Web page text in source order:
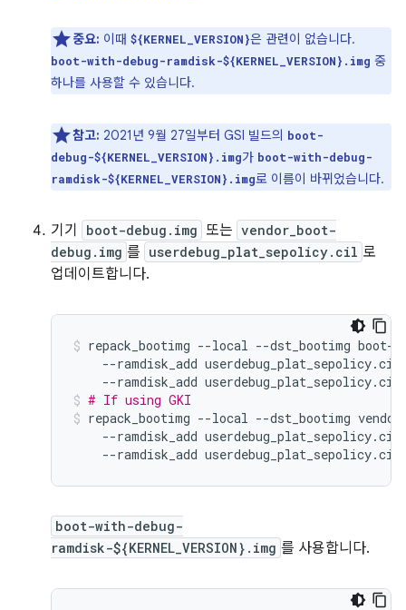
중요: 이때 ${KERNEL_VERSION}은 관련이 없습니다.
boot-with-debug-ramdisk-${KERNEL_VERSION}.img 중
하나를 사용할 수 있습니다.
참고: 2021년 9월 27일부터 GSI 빌드의 boot-
debug-${KERNEL_VERSION}.img가 boot-with-debug-
ramdisk-${KERNEL_VERSION}.img로 이름이 바뀌었습니다.
기기 boot-debug.img 또는 vendor_boot-
debug.img 를 userdebug_plat_sepolicy.cil 로
업데이트합니다.
repack_bootimg --local --dst_bootimg boot-
--ramdisk_add
--ramdisk_add
# If using GKI
repack_bootimg --local --dst_bootimg
--ramdisk_add
--ramdisk_add
boot-with-debug-
ramdisk-${KERNEL_VERSION}.img 를 사용합니다.